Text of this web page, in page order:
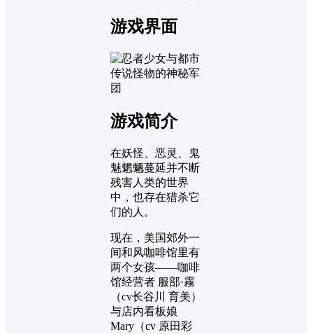
游戏界面
游戏简介
在妖怪、恶灵、鬼
魅魍魉蔓延并不断
残害人类的世界
中，也存在猎杀它
们的人。
现在，美国郊外一
间和风咖啡馆里有
两个女孩——咖啡
馆经营者 服部·霧
（cv长谷川 育美）
与店内看板娘
Mary（cv 原田彩